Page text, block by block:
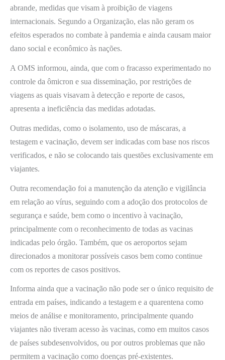
abrande, medidas que visam à proibição de viagens
internacionais. Segundo a Organização, elas não geram os
efeitos esperados no combate à pandemia e ainda causam maior
dano social e econômico às nações.
A OMS informou, ainda, que com o fracasso experimentado no
controle da ômicron e sua disseminação, por restrições de
viagens as quais visavam à detecção e reporte de casos,
apresenta a ineficiência das medidas adotadas.
Outras medidas, como o isolamento, uso de máscaras, a
testagem e vacinação, devem ser indicadas com base nos riscos
verificados, e não se colocando tais questões exclusivamente em
viajantes.
Outra recomendação foi a manutenção da atenção e vigilância
em relação ao vírus, seguindo com a adoção dos protocolos de
segurança e saúde, bem como o incentivo à vacinação,
principalmente com o reconhecimento de todas as vacinas
indicadas pelo órgão. Também, que os aeroportos sejam
direcionados a monitorar possíveis casos bem como continue
com os reportes de casos positivos.
Informa ainda que a vacinação não pode ser o único requisito de
entrada em países, indicando a testagem e a quarentena como
meios de análise e monitoramento, principalmente quando
viajantes não tiveram acesso às vacinas, como em muitos casos
de países subdesenvolvidos, ou por outros problemas que não
permitem a vacinação como doenças pré-existentes.